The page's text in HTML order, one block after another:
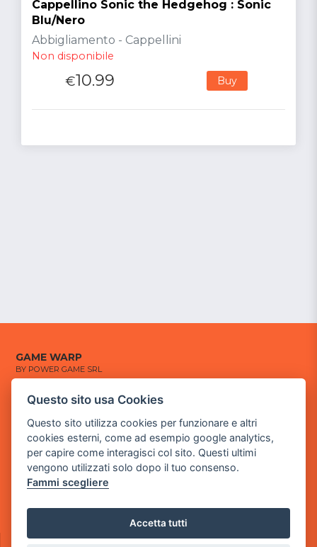
Cappellino Sonic the Hedgehog : Sonic
Blu/Nero
Abbigliamento - Cappellini
Non disponibile
€10.99 Buy
GAME WARP
BY POWER GAME SRL
Sede Legale
via Villaggio dei Platani, 3
- 25014 Castenedolo, Brescia
Sede Operativa
via Industriale, 2 - 25082 Botticino, BS
Cod. SDI: USAL8PV
CONTATTI
Questo sito usa Cookies
Questo sito utilizza cookies per funzionare e altri
cookies esterni, come ad esempio google analytics,
per capire come interagisci col sito. Questi ultimi
vengono utilizzati solo dopo il tuo consenso.
Fammi scegliere
Accetta tutti